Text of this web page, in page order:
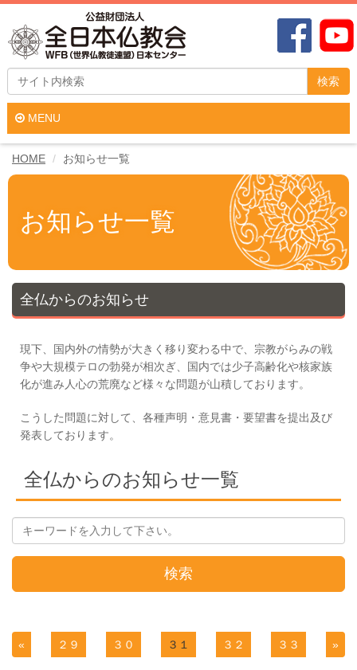
検索
MENU
HOME お知らせ一覧
お知らせ一覧
全仏からのお知らせ
現下、国内外の情勢が大きく移り変わる中で、宗教がらみの戦
争や大規模テロの勃発が相次ぎ、国内では少子高齢化や核家族
化が進み人心の荒廃など様々な問題が山積しております。
こうした問題に対して、各種声明・意見書・要望書を提出及び
発表しております。
全仏からのお知らせ一覧
検索
« ２９ ３０ ３１ ３２ ３３ »